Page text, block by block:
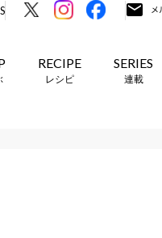
RECIPE
レシピ
SERIES
連載